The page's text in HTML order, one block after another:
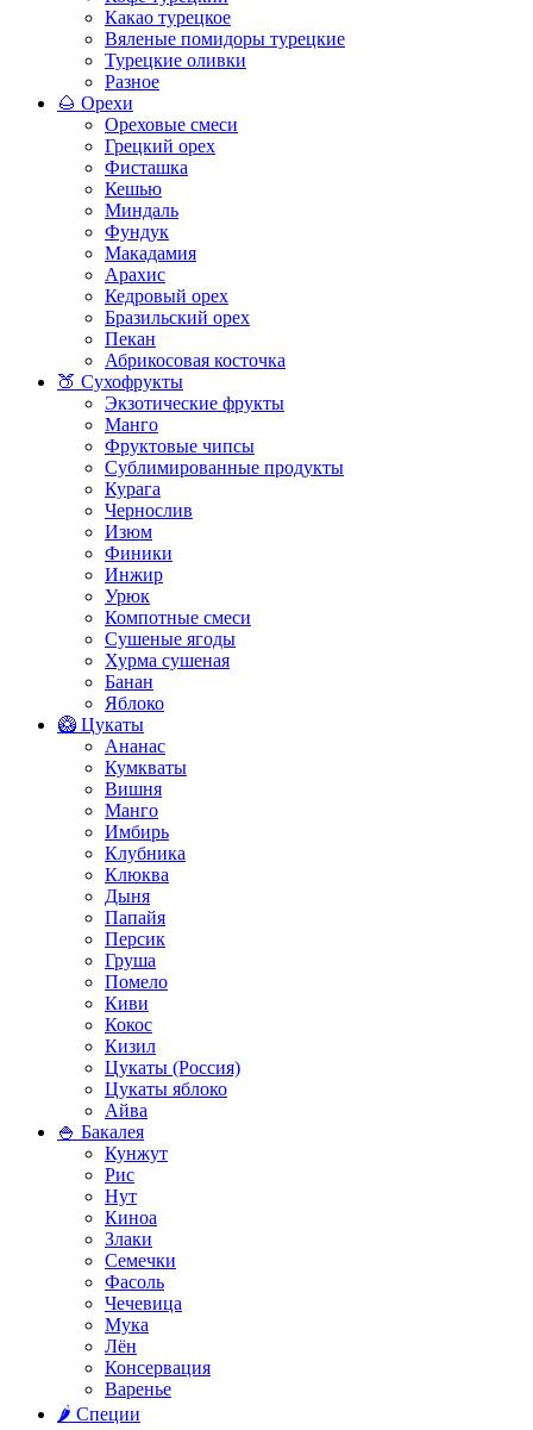
Какао турецкое
Вяленые помидоры турецкие
Турецкие оливки
Разное
🌰 Орехи
Ореховые смеси
Грецкий орех
Фисташка
Кешью
Миндаль
Фундук
Макадамия
Арахис
Кедровый орех
Бразильский орех
Пекан
Абрикосовая косточка
🍑 Сухофрукты
Экзотические фрукты
Манго
Фруктовые чипсы
Сублимированные продукты
Курага
Чернослив
Изюм
Финики
Инжир
Урюк
Компотные смеси
Сушеные ягоды
Хурма сушеная
Банан
Яблоко
🥝 Цукаты
Ананас
Кумкваты
Вишня
Манго
Имбирь
Клубника
Клюква
Дыня
Папайя
Персик
Груша
Помело
Киви
Кокос
Кизил
Цукаты (Россия)
Цукаты яблоко
Айва
🍚 Бакалея
Кунжут
Рис
Нут
Киноа
Злаки
Семечки
Фасоль
Чечевица
Мука
Лён
Консервация
Варенье
🌶️ Специи